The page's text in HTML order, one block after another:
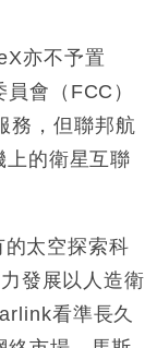
Anthropic租用
14類產品或加徵
增鉑金卡級別鎖
寶鐘錶銷售升勢
亦不予置
會（FCC）
務，但聯邦航
上的衛星互聯
太空探索科
發展以人造衛
看準長久